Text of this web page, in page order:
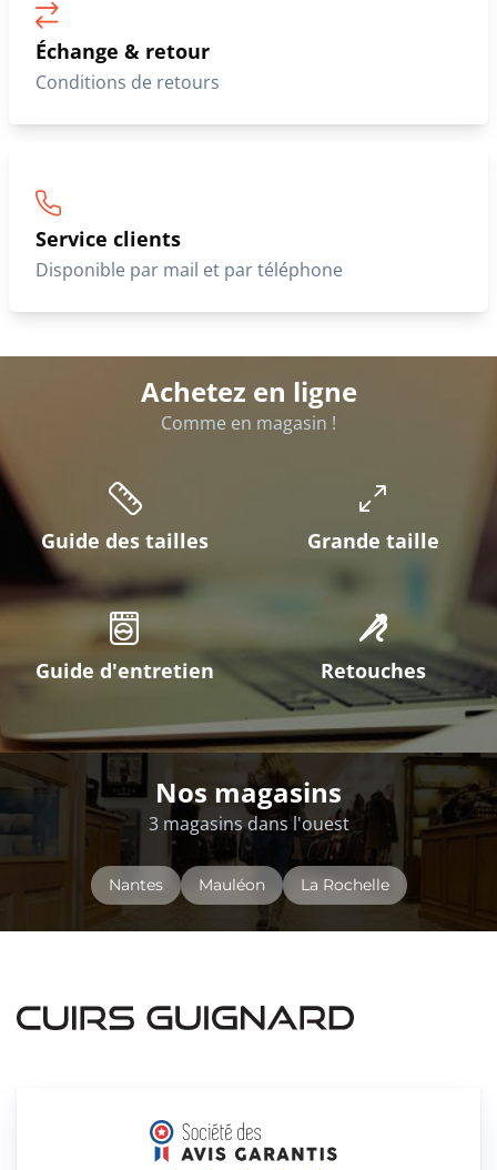
Échange & retour
Conditions de retours
Service clients
Disponible par mail et par téléphone
Achetez en ligne
Comme en magasin !
Guide des tailles Grande taille
Guide d'entretien Retouches
Nos magasins
3 magasins dans l'ouest
Nantes Mauléon La Rochelle